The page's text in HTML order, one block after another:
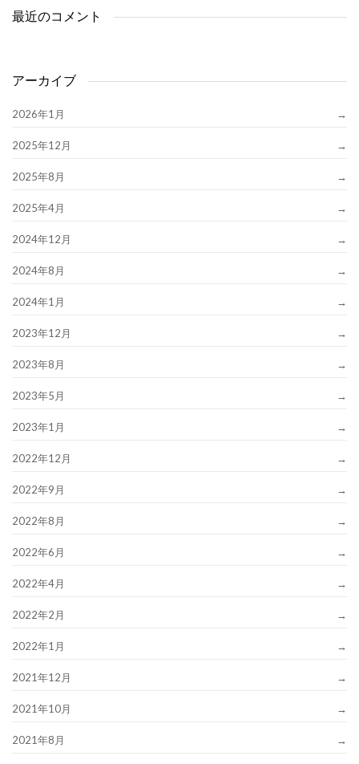
最近のコメント
アーカイブ
2026年1月
2025年12月
2025年8月
2025年4月
2024年12月
2024年8月
2024年1月
2023年12月
2023年8月
2023年5月
2023年1月
2022年12月
2022年9月
2022年8月
2022年6月
2022年4月
2022年2月
2022年1月
2021年12月
2021年10月
2021年8月